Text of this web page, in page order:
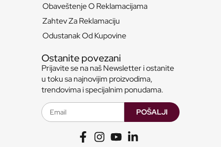
Obaveštenje O Reklamacijama
Zahtev Za Reklamaciju
Odustanak Od Kupovine
Ostanite povezani
Prijavite se na naš Newsletter i ostanite
u toku sa najnovijim proizvodima,
trendovima i specijalnim ponudama.
POŠALJI